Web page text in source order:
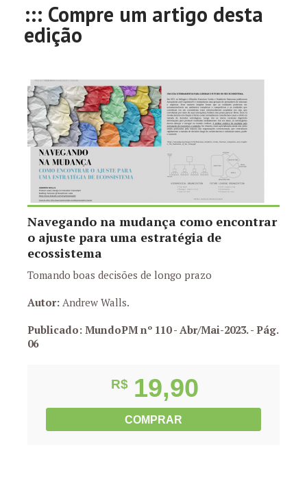
::: Compre um artigo desta
edição
Navegando na mudança como encontrar
o ajuste para uma estratégia de
ecossistema
Tomando boas decisões de longo prazo
Autor: Andrew Walls.
Publicado: MundoPM nº 110 - Abr/Mai-2023.- Pág.
06
R$ 19,90
COMPRAR